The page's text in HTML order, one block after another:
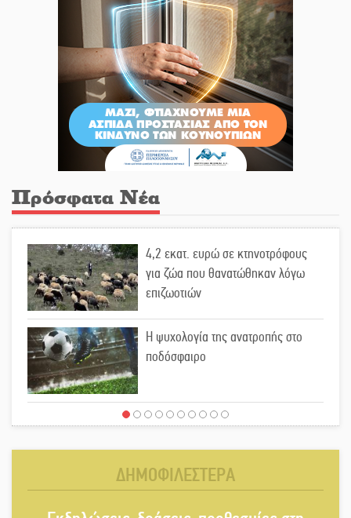
Πρόσφατα Νέα
4,2 εκατ. ευρώ σε κτηνοτρόφους
για ζώα που θανατώθηκαν λόγω
επιζωοτιών
Η ψυχολογία της ανατροπής στο
ποδόσφαιρο
Ένα «ταξίδι» τέχνης και χρωμάτων
ΔΗΜΟΦΙΛΕΣΤΕΡΑ